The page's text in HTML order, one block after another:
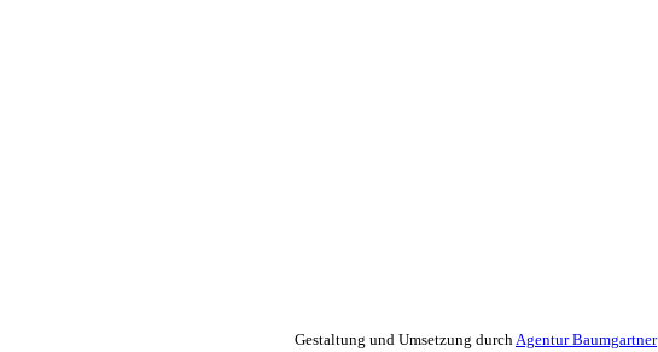
Gestaltung und Umsetzung durchAgentur Baumgartner